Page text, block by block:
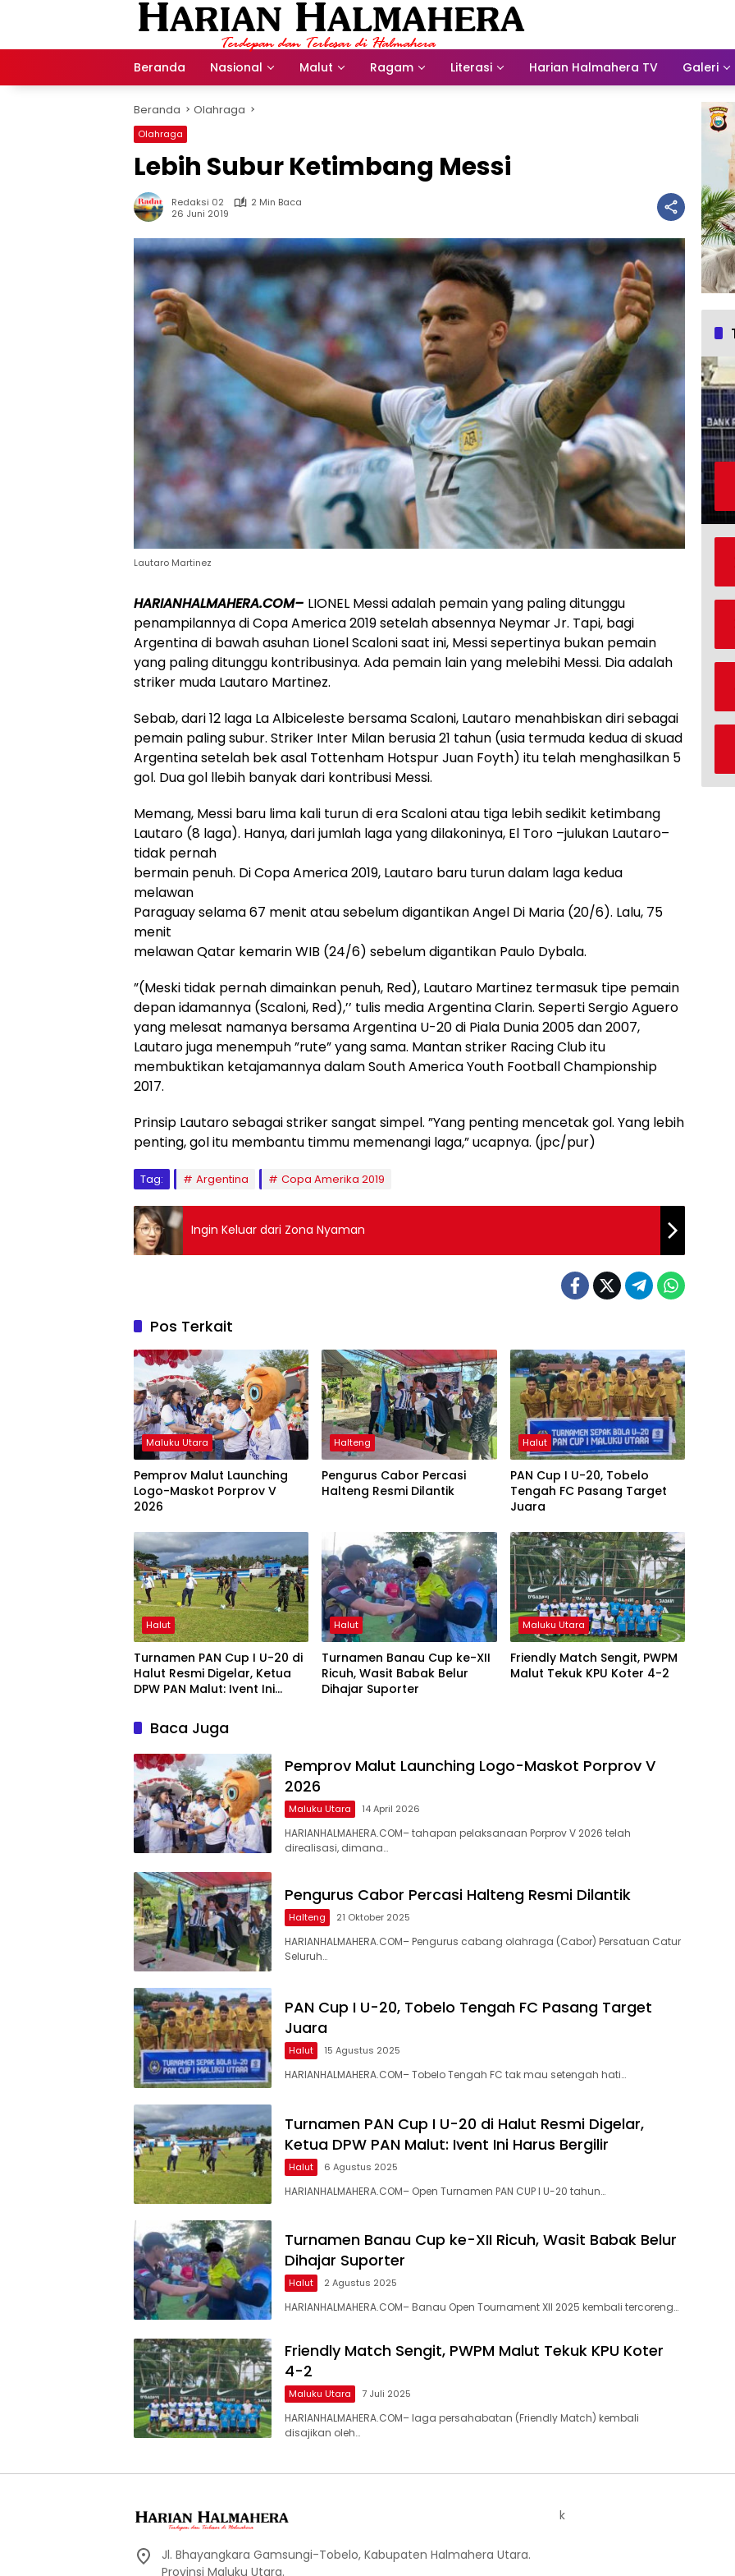
Beranda Nasional Malut Ragam Literasi Harian Halmahera TV Galeri
Beranda Olahraga
Olahraga
Lebih Subur Ketimbang Messi
Redaksi 02
2 Min Baca
26 Juni 2019
Lautaro Martinez
HARIANHALMAHERA.COM– LIONEL Messi adalah pemain yang paling ditunggu
penampilannya di Copa America 2019 setelah absennya Neymar Jr. Tapi, bagi
Argentina di bawah asuhan Lionel Scaloni saat ini, Messi sepertinya bukan pemain
yang paling ditunggu kontribusinya. Ada pemain lain yang melebihi Messi. Dia adalah
striker muda Lautaro Martinez.
Sebab, dari 12 laga La Albiceleste bersama Scaloni, Lautaro menahbiskan diri sebagai
pemain paling subur. Striker Inter Milan berusia 21 tahun (usia termuda kedua di skuad
Argentina setelah bek asal Tottenham Hotspur Juan Foyth) itu telah menghasilkan 5
gol. Dua gol llebih banyak dari kontribusi Messi.
Memang, Messi baru lima kali turun di era Scaloni atau tiga lebih sedikit ketimbang
Lautaro (8 laga). Hanya, dari jumlah laga yang dilakoninya, El Toro –julukan Lautaro–
tidak pernah
bermain penuh. Di Copa America 2019, Lautaro baru turun dalam laga kedua
melawan
Paraguay selama 67 menit atau sebelum digantikan Angel Di Maria (20/6). Lalu, 75
menit
melawan Qatar kemarin WIB (24/6) sebelum digantikan Paulo Dybala.
”(Meski tidak pernah dimainkan penuh, Red), Lautaro Martinez termasuk tipe pemain
depan idamannya (Scaloni, Red),’’ tulis media Argentina Clarin. Seperti Sergio Aguero
yang melesat namanya bersama Argentina U-20 di Piala Dunia 2005 dan 2007,
Lautaro juga menempuh ”rute” yang sama. Mantan striker Racing Club itu
membuktikan ketajamannya dalam South America Youth Football Championship
2017.
Prinsip Lautaro sebagai striker sangat simpel. ”Yang penting mencetak gol. Yang lebih
penting, gol itu membantu timmu memenangi laga,” ucapnya. (jpc/pur)
Tag: Argentina Copa Amerika 2019
Ingin Keluar dari Zona Nyaman
Pos Terkait
Maluku Utara
Pemprov Malut Launching
Logo-Maskot Porprov V
2026
Halteng
Pengurus Cabor Percasi
Halteng Resmi Dilantik
Halut
PAN Cup I U-20, Tobelo
Tengah FC Pasang Target
Juara
Halut
Turnamen PAN Cup I U-20 di
Halut Resmi Digelar, Ketua
DPW PAN Malut: Ivent Ini
Halut
Turnamen Banau Cup ke-XII
Ricuh, Wasit Babak Belur
Dihajar Suporter
Maluku Utara
Friendly Match Sengit, PWPM
Malut Tekuk KPU Koter 4-2
Baca Juga
Pemprov Malut Launching Logo-Maskot Porprov V
2026
Maluku Utara 14 April 2026
HARIANHALMAHERA.COM– tahapan pelaksanaan Porprov V 2026 telah
direalisasi, dimana…
Pengurus Cabor Percasi Halteng Resmi Dilantik
Halteng 21 Oktober 2025
HARIANHALMAHERA.COM– Pengurus cabang olahraga (Cabor) Persatuan Catur
Seluruh…
PAN Cup I U-20, Tobelo Tengah FC Pasang Target
Juara
Halut 15 Agustus 2025
HARIANHALMAHERA.COM– Tobelo Tengah FC tak mau setengah hati…
Turnamen PAN Cup I U-20 di Halut Resmi Digelar,
Ketua DPW PAN Malut: Ivent Ini Harus Bergilir
Halut 6 Agustus 2025
HARIANHALMAHERA.COM– Open Turnamen PAN CUP I U-20 tahun…
Turnamen Banau Cup ke-XII Ricuh, Wasit Babak Belur
Dihajar Suporter
Halut 2 Agustus 2025
HARIANHALMAHERA.COM– Banau Open Tournament XII 2025 kembali tercoreng…
Friendly Match Sengit, PWPM Malut Tekuk KPU Koter
4-2
Maluku Utara 7 Juli 2025
HARIANHALMAHERA.COM– laga persahabatan (Friendly Match) kembali
disajikan oleh…
Jl. Bhayangkara Gamsungi-Tobelo, Kabupaten Halmahera Utara.
Provinsi Maluku Utara.
k